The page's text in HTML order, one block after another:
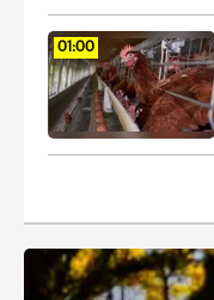
01:00